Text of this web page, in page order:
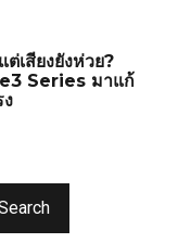
เสียงยังห่วย?
Series มาแก้